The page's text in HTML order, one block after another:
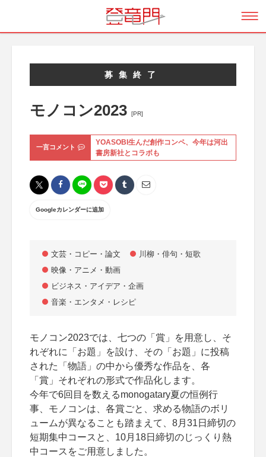
募集終了
モノコン2023 [PR]
一言コメント
YOASOBI生んだ創作コンペ、今年は河出
書房新社とコラボも
Googleカレンダーに追加
文芸・コピー・論文
川柳・俳句・短歌
映像・アニメ・動画
ビジネス・アイデア・企画
音楽・エンタメ・レシピ
モノコン2023では、七つの「賞」を用意し、そ
れぞれに「お題」を設け、その「お題」に投稿
された「物語」の中から優秀な作品を、各
「賞」それぞれの形式で作品化します。
今年で6回目を数えるmonogatary夏の恒例行
事、モノコンは、各賞ごと、求める物語のボリ
ュームが異なることも踏まえて、8月31日締切の
短期集中コースと、10月18日締切のじっくり熱
中コースをご用意しました。